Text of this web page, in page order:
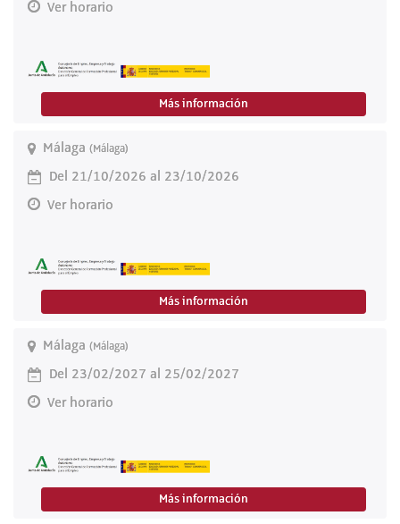
Ver horario
Más información
Málaga (Málaga)
Del 21/10/2026 al 23/10/2026
Ver horario
Más información
Málaga (Málaga)
Del 23/02/2027 al 25/02/2027
Ver horario
Más información